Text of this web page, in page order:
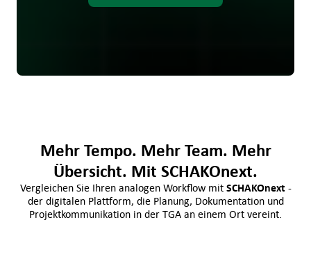
Mehr Tempo. Mehr Team. Mehr
Übersicht. Mit SCHAKOnext.
Vergleichen Sie Ihren analogen Workflow mit SCHAKOnext -
der digitalen Plattform, die Planung, Dokumentation und
Projektkommunikation in der TGA an einem Ort vereint.